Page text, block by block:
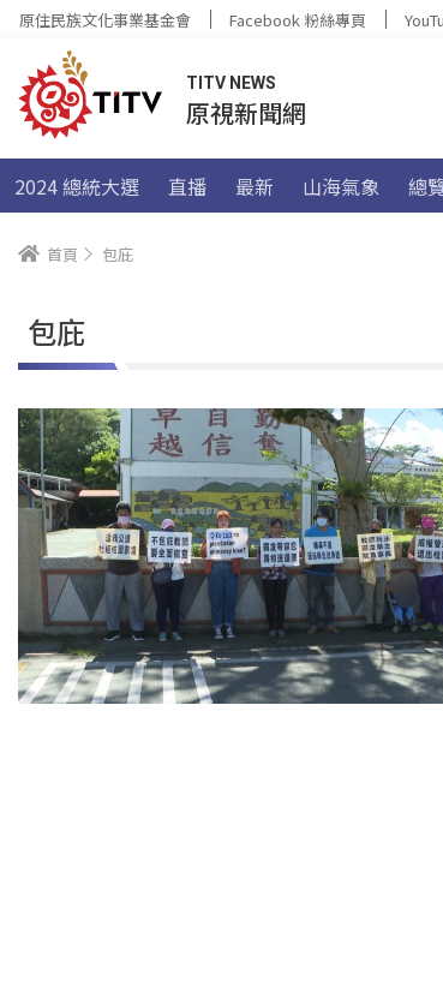
原住民族文化事業基金會 Facebook 粉絲專頁
TITV NEWS
原視新聞網
2024 總統大選 直播 最新 山海氣象 總
首頁 包庇
包庇